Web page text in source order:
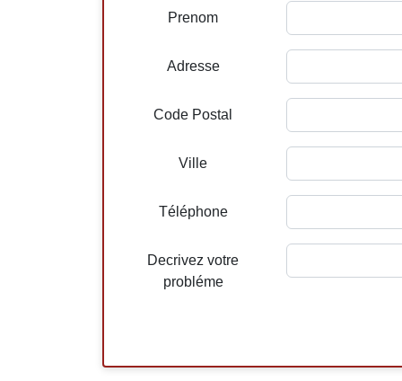
Prenom
Adresse
Code Postal
Ville
Téléphone
Decrivez votre
probléme